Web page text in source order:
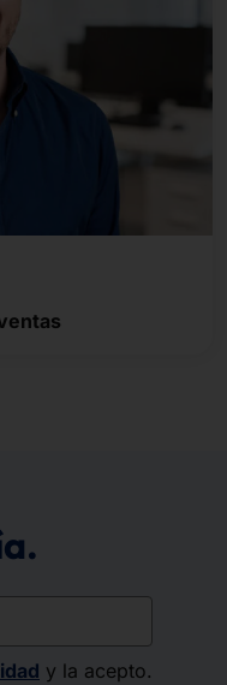
y la acepto.